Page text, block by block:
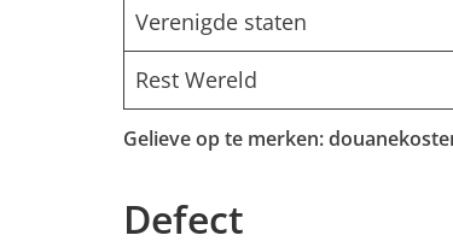
Verenigde staten
Rest Wereld
Gelieve op te merken:
Defect